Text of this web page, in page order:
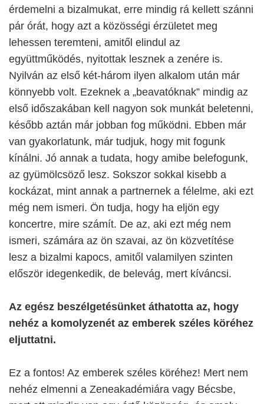
érdemelni a bizalmukat, erre mindig rá kellett szánni
pár órát, hogy azt a közösségi érzületet meg
lehessen teremteni, amitől elindul az
együttműködés, nyitottak lesznek a zenére is.
Nyilván az első két-három ilyen alkalom után már
könnyebb volt. Ezeknek a „beavatóknak” mindig az
első időszakában kell nagyon sok munkát beletenni,
később aztán már jobban fog működni. Ebben már
van gyakorlatunk, már tudjuk, hogy mit fogunk
kínálni. Jó annak a tudata, hogy amibe belefogunk,
az gyümölcsöző lesz. Sokszor sokkal kisebb a
kockázat, mint annak a partnernek a félelme, aki ezt
még nem ismeri. Ön tudja, hogy ha eljön egy
koncertre, mire számít. De az, aki ezt még nem
ismeri, számára az ön szavai, az ön közvetítése
lesz a bizalmi kapocs, amitől valamilyen szinten
először idegenkedik, de belevág, mert kíváncsi.
Az egész beszélgetésünket áthatotta az, hogy
nehéz a komolyzenét az emberek széles köréhez
eljuttatni.
Ez a fontos! Az emberek széles köréhez! Mert nem
nehéz elmenni a Zeneakadémiára vagy Bécsbe,